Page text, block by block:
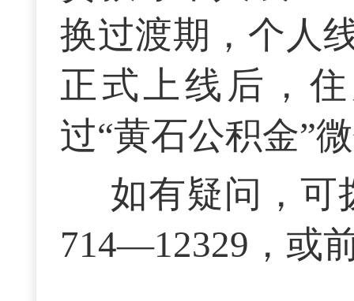
换过渡期，个人
正式上线后，
过“黄石公积金”
如有疑问，可
714—12329，或